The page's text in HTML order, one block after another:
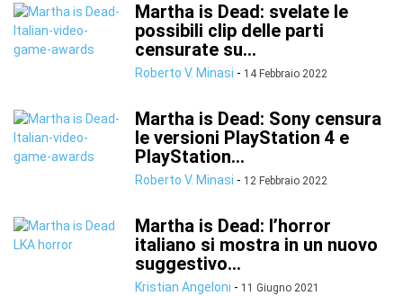
Martha is Dead: svelate le
possibili clip delle parti
censurate su...
Roberto V. Minasi - 14 Febbraio 2022
Martha is Dead: Sony censura
le versioni PlayStation 4 e
PlayStation...
Roberto V. Minasi - 12 Febbraio 2022
Martha is Dead: l’horror
italiano si mostra in un nuovo
suggestivo...
Kristian Angeloni - 11 Giugno 2021